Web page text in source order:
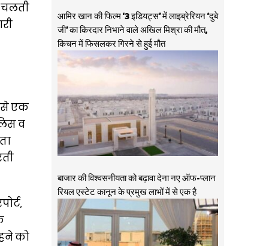
चलती
से एक
व
को
आमिर खान की फिल्म ‘3 इडियट्स’ में लाइब्रेरियन ‘दुबे
जी’ का किरदार निभाने वाले अखिल मिश्रा की मौत,
किचन में फिसलकर गिरने से हुई मौत
बाजार की विश्वसनीयता को बढ़ावा देना नए ऑफ-प्लान
रियल एस्टेट कानून के प्रमुख लाभों में से एक है